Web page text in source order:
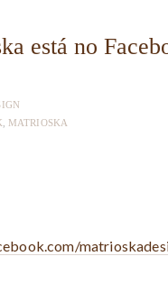
está no
MATRIOSKA